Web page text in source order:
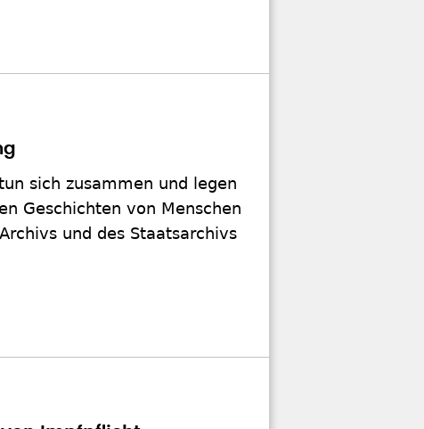
sich zusammen und legen
Geschichten von Menschen
und des Staatsarchivs